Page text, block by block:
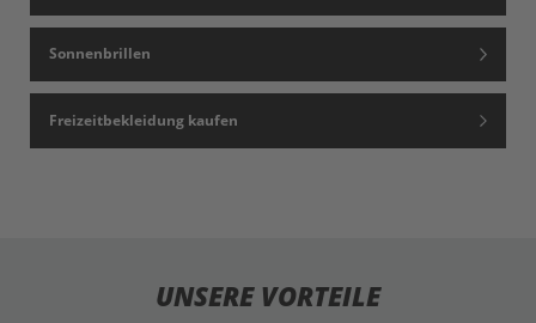
Sonnenbrillen
Freizeitbekleidung kaufen
UNSERE VORTEILE